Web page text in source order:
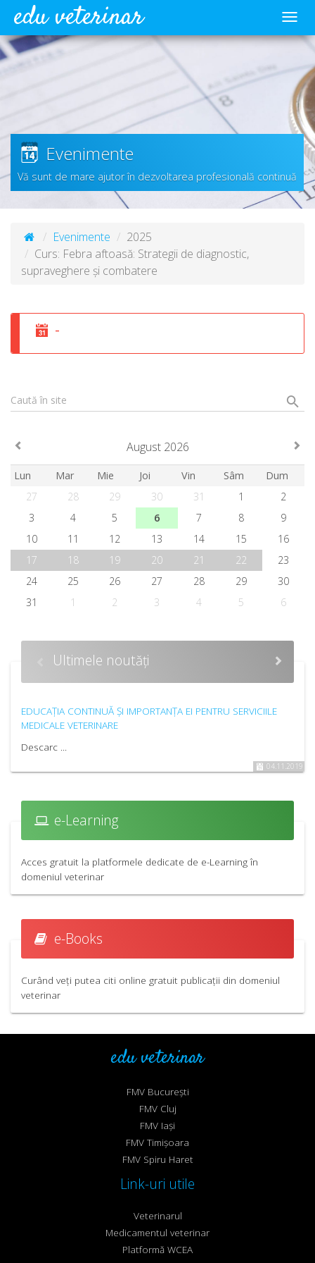
edu veterinar
Evenimente
Vă sunt de mare ajutor în dezvoltarea profesională continuă
Evenimente
2025
Curs: Febra aftoasă: Strategii de diagnostic,
supraveghere și combatere
-
Caută în site
August 2026
Lun Mar Mie Joi Vin Sâm
Dum
27
28 29 30 31 1
2
3
4 5 6 7 8
9
10
11 12 13 14 15
16
17
18 19 20 21 22
23
24
25 26 27 28 29
30
31
1 2 3 4 5 6
Ultimele noutăți
EDUCAȚIA CONTINUĂ ȘI IMPORTANȚA EI PENTRU SERVICIILE
MEDICALE VETERINARE
Descarc ...
04.11.2019
e-Learning
Acces gratuit la platformele dedicate de e-Learning în
domeniul veterinar
e-Books
Curând veți putea citi online gratuit publicații din domeniul
veterinar
edu veterinar
FMV București
FMV Cluj
FMV Iași
FMV Timișoara
FMV Spiru Haret
Link-uri utile
Veterinarul
Medicamentul veterinar
Platformă WCEA